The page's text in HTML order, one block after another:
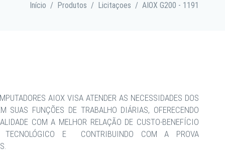
Início / Produtos / Licitaçoes / AIOX G200 - 1191
AIOX VISA ATENDER AS NECESSIDADES DOS
SUAS FUNÇÕES DE TRABALHO DIÁRIAS, OFERECENDO
COM A MELHOR RELAÇÃO DE CUSTO-BENEFÍCIO
TECNOLÓGICO E CONTRIBUINDO COM A PROVA